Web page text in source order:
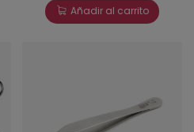
Añadir al carrito